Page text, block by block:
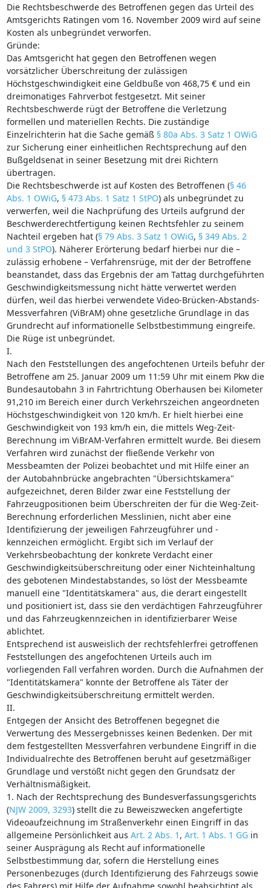
Die Rechtsbeschwerde des Betroffenen gegen das Urteil des
Amtsgerichts Ratingen vom 16. November 2009 wird auf seine
Kosten als unbegründet verworfen.
Gründe:
Das Amtsgericht hat gegen den Betroffenen wegen
vorsätzlicher Überschreitung der zulässigen
Höchstgeschwindigkeit eine Geldbuße von 468,75 € und ein
dreimonatiges Fahrverbot festgesetzt. Mit seiner
Rechtsbeschwerde rügt der Betroffene die Verletzung
formellen und materiellen Rechts. Die zuständige
Einzelrichterin hat die Sache gemäß § 80a Abs. 3 Satz 1 OWiG
zur Sicherung einer einheitlichen Rechtsprechung auf den
Bußgeldsenat in seiner Besetzung mit drei Richtern
übertragen.
Die Rechtsbeschwerde ist auf Kosten des Betroffenen (§ 46
Abs. 1 OWiG, § 473 Abs. 1 Satz 1 StPO) als unbegründet zu
verwerfen, weil die Nachprüfung des Urteils aufgrund der
Beschwerderechtfertigung keinen Rechtsfehler zu seinem
Nachteil ergeben hat (§ 79 Abs. 3 Satz 1 OWiG, § 349 Abs. 2
und 3 StPO). Näherer Erörterung bedarf hierbei nur die –
zulässig erhobene – Verfahrensrüge, mit der der Betroffene
beanstandet, dass das Ergebnis der am Tattag durchgeführten
Geschwindigkeitsmessung nicht hätte verwertet werden
dürfen, weil das hierbei verwendete Video-Brücken-Abstands-
Messverfahren (ViBrAM) ohne gesetzliche Grundlage in das
Grundrecht auf informationelle Selbstbestimmung eingreife.
Die Rüge ist unbegründet.
I.
Nach den Feststellungen des angefochtenen Urteils befuhr der
Betroffene am 25. Januar 2009 um 11:59 Uhr mit einem Pkw die
Bundesautobahn 3 in Fahrtrichtung Oberhausen bei Kilometer
91,210 im Bereich einer durch Verkehrszeichen angeordneten
Höchstgeschwindigkeit von 120 km/h. Er hielt hierbei eine
Geschwindigkeit von 193 km/h ein, die mittels Weg-Zeit-
Berechnung im ViBrAM-Verfahren ermittelt wurde. Bei diesem
Verfahren wird zunächst der fließende Verkehr von
Messbeamten der Polizei beobachtet und mit Hilfe einer an
der Autobahnbrücke angebrachten "Übersichtskamera"
aufgezeichnet, deren Bilder zwar eine Feststellung der
Fahrzeugpositionen beim Überschreiten der für die Weg-Zeit-
Berechnung erforderlichen Messlinien, nicht aber eine
Identifizierung der jeweiligen Fahrzeugführer und -
kennzeichen ermöglicht. Ergibt sich im Verlauf der
Verkehrsbeobachtung der konkrete Verdacht einer
Geschwindigkeitsüberschreitung oder einer Nichteinhaltung
des gebotenen Mindestabstandes, so löst der Messbeamte
manuell eine "Identitätskamera" aus, die derart eingestellt
und positioniert ist, dass sie den verdächtigen Fahrzeugführer
und das Fahrzeugkennzeichen in identifizierbarer Weise
ablichtet.
Entsprechend ist ausweislich der rechtsfehlerfrei getroffenen
Feststellungen des angefochtenen Urteils auch im
vorliegenden Fall verfahren worden. Durch die Aufnahmen der
"Identitätskamera" konnte der Betroffene als Täter der
Geschwindigkeitsüberschreitung ermittelt werden.
II.
Entgegen der Ansicht des Betroffenen begegnet die
Verwertung des Messergebnisses keinen Bedenken. Der mit
dem festgestellten Messverfahren verbundene Eingriff in die
Individualrechte des Betroffenen beruht auf gesetzmäßiger
Grundlage und verstößt nicht gegen den Grundsatz der
Verhältnismäßigkeit.
1. Nach der Rechtsprechung des Bundesverfassungsgerichts
(NJW 2009, 3293) stellt die zu Beweiszwecken angefertigte
Videoaufzeichnung im Straßenverkehr einen Eingriff in das
allgemeine Persönlichkeit aus Art. 2 Abs. 1 , Art. 1 Abs. 1 GGin
seiner Ausprägung als Recht auf informationelle
Selbstbestimmung dar, sofern die Herstellung eines
Personenbezuges (durch Identifizierung des Fahrzeugs sowie
des Fahrers) mit Hilfe der Aufnahme sowohl beabsichtigt als